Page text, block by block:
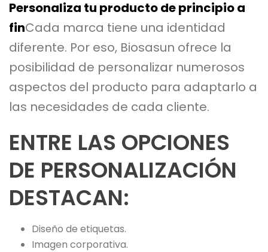
Personaliza tu producto de principio a
finCada marca tiene una identidad
diferente. Por eso, Biosasun ofrece la
posibilidad de personalizar numerosos
aspectos del producto para adaptarlo a
las necesidades de cada cliente.
ENTRE LAS OPCIONES
DE PERSONALIZACIÓN
DESTACAN:
Diseño de etiquetas.
Imagen corporativa.